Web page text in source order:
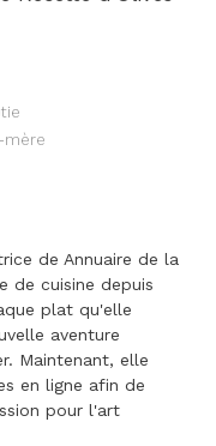
mère
de Annuaire de la
de cuisine depuis
plat qu'elle
aventure
Maintenant, elle
en ligne afin de
pour l'art